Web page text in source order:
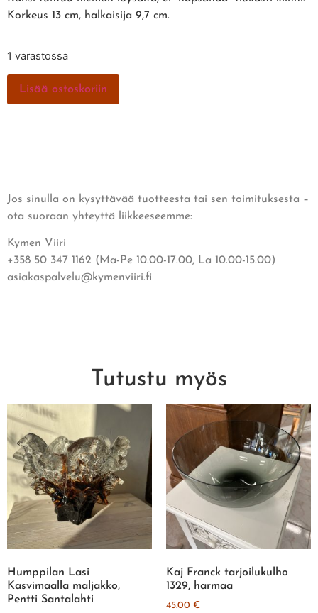
Korkeus 13 cm, halkaisija 9,7 cm.
1 varastossa
Lisää ostoskoriin
Jos sinulla on kysyttävää tuotteesta tai sen toimituksesta –
ota suoraan yhteyttä liikkeeseemme:
Kymen Viiri
+358 50 347 1162 (Ma-Pe 10.00-17.00, La 10.00-15.00)
asiakaspalvelu@kymenviiri.fi
Tutustu myös
Humppilan Lasi
Kasvimaalla maljakko,
Pentti Santalahti
Kaj Franck tarjoilukulho
1329, harmaa
45.00 €